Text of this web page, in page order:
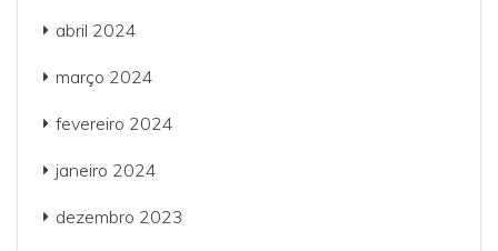
abril 2024
março 2024
fevereiro 2024
janeiro 2024
dezembro 2023